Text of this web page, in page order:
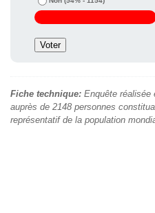
Fiche technique: Enquête réalisée
auprès de 2148 personnes
représentatif de la population